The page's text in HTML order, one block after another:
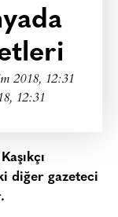
2018, 12:31
12:31
diğer gazeteci